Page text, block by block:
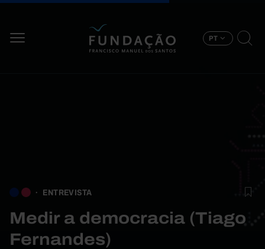
PT
ENTREVISTA
Medir a democracia (Tiago
Fernandes)